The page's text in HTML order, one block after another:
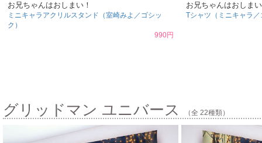
お兄ちゃんはおしまい！
ミニキャラアクリルスタンド（室崎みよ／ゴシッ
ク）
990円
お兄ちゃんはおしま
Tシャツ（ミニキャラ
グリッドマン ユニバース （全 22種類）